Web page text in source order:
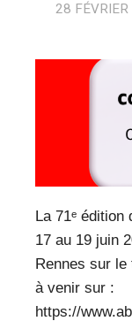
28
La 71ᵉ édition
17 au 19 juin
Rennes sur le
à venir sur :
https://